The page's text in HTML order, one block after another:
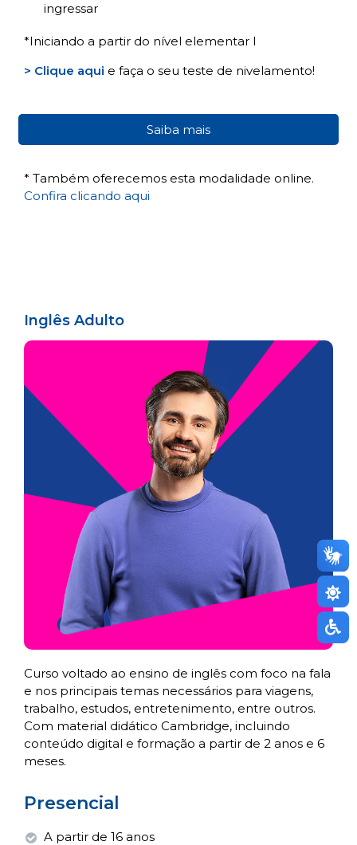
ingressar
*Iniciando a partir do nível elementar I
> Clique aqui e faça o seu teste de nivelamento!
Saiba mais
* Também oferecemos esta modalidade online.
Confira clicando aqui
Inglês Adulto
Curso voltado ao ensino de inglês com foco na fala
e nos principais temas necessários para viagens,
trabalho, estudos, entretenimento, entre outros.
Com material didático Cambridge, incluindo
conteúdo digital e formação a partir de 2 anos e 6
meses.
Presencial
A partir de 16 anos